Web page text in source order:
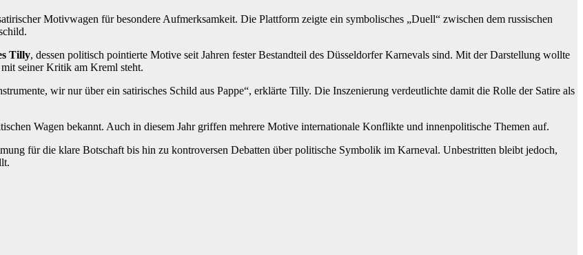
Motivwagen für besondere Aufmerksamkeit. Die Plattform zeigte ein symbolisches „Duell“ zwischen dem russischen
Tilly, dessen politisch pointierte Motive seit Jahren fester Bestandteil des Düsseldorfer Karnevals sind. Mit der Darstellung wollte
seiner Kritik am Kreml steht.
wir nur über ein satirisches Schild aus Pappe“, erklärte Tilly. Die Inszenierung verdeutlichte damit die Rolle der Satire als
Wagen bekannt. Auch in diesem Jahr griffen mehrere Motive internationale Konflikte und innenpolitische Themen auf.
für die klare Botschaft bis hin zu kontroversen Debatten über politische Symbolik im Karneval. Unbestritten bleibt jedoch,